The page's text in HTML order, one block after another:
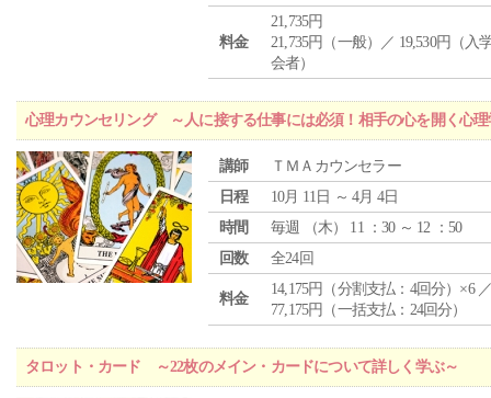
料金
21,735円
21,735円（一般）／ 19,530円（入
会者）
心理カウンセリング ～人に接する仕事には必須！相手の心を開く心理
講師
ＴＭＡカウンセラー
日程
10月 11日 ～ 4月 4日
時間
毎週 （木） 11 ：30 ～ 12 ：50
回数
全24回
料金
14,175円（分割支払：4回分）×6
77,175円（一括支払：24回分）
タロット・カード ～22枚のメイン・カードについて詳しく学ぶ～